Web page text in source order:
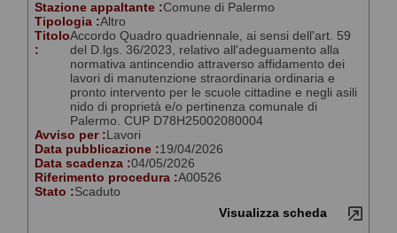
Stazione appaltante :Comune di Palermo
Tipologia :Altro
Titolo
:
Accordo Quadro quadriennale, ai sensi dell'art. 59
del D.lgs. 36/2023, relativo all'adeguamento alla
normativa antincendio attraverso affidamento dei
lavori di manutenzione straordinaria ordinaria e
pronto intervento per le scuole cittadine e negli asili
nido di proprietà e/o pertinenza comunale di
Palermo. CUP D78H25002080004
Avviso per : Lavori
Data pubblicazione :19/04/2026
Data scadenza :04/05/2026
Riferimento procedura :A00526
Stato :Scaduto
Visualizza scheda